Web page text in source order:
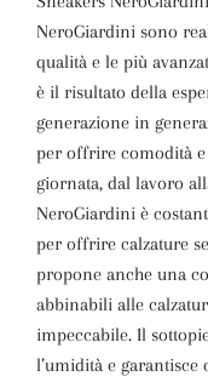
NeroGiardini sono
qualità e le più
è il risultato della
generazione in
per offrire comodità
giornata, dal lavoro
NeroGiardini è
per offrire calzature
propone anche una
abbinabili alle
impeccabile. Il
l’umidità e